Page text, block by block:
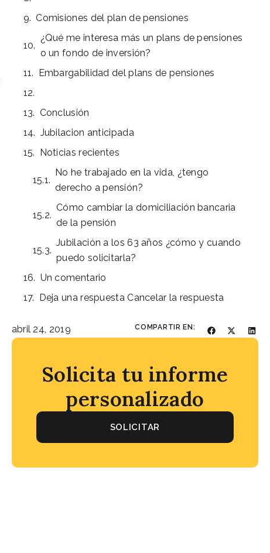
Comisiones del plan de pensiones
¿Qué me interesa más un plans de pensiones
o un fondo de inversión?
Embargabilidad del plans de pensiones
Conclusión
Jubilacion anticipada
Noticias recientes
No he trabajado en la vida, ¿tengo
derecho a pensión?
Cómo cambiar la domiciliación bancaria
de la pensión
Jubilación a los 63 años ¿cómo y cuando
puedo solicitarla?
Un comentario
Deja una respuesta Cancelar la respuesta
abril 24, 2019 COMPARTIR EN:
Solicita tu informe
personalizado
SOLICITAR